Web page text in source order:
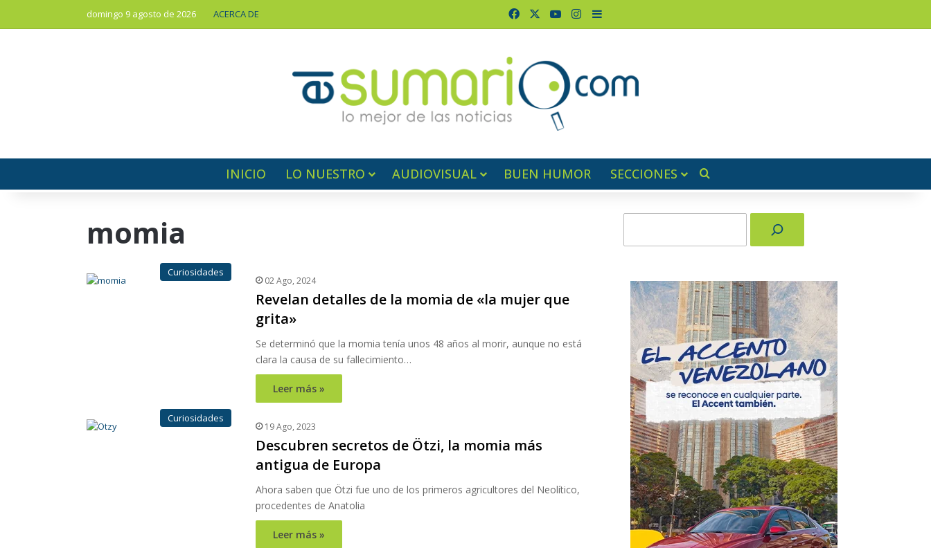
domingo 9 agosto de 2026 ACERCA DE FacebookYouTubeInstagram
Barra lateral
INICIO LO NUESTRO AUDIOVISUAL BUEN HUMOR SECCIONES
momia
Curiosidades
02 Ago, 2024
Revelan detalles de la momia de «la mujer que
grita»
Se determinó que la momia tenía unos 48 años al morir, aunque no está
clara la causa de su fallecimiento…
Leer más »
Curiosidades
19 Ago, 2023
Descubren secretos de Ötzi, la momia más
antigua de Europa
Ahora saben que Ötzi fue uno de los primeros agricultores del Neolítico,
procedentes de Anatolia
Leer más »